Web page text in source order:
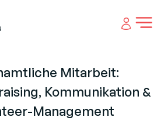
Open
Mitarbeit:
Kommunikation &
Management